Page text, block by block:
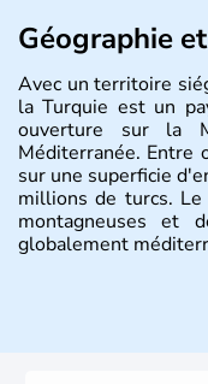
Géographie
Avec un territoire
la Turquie est un
ouverture sur la
Méditerranée. Entre
sur une superficie
millions de turcs.
montagneuses et
globalement
Histoire et